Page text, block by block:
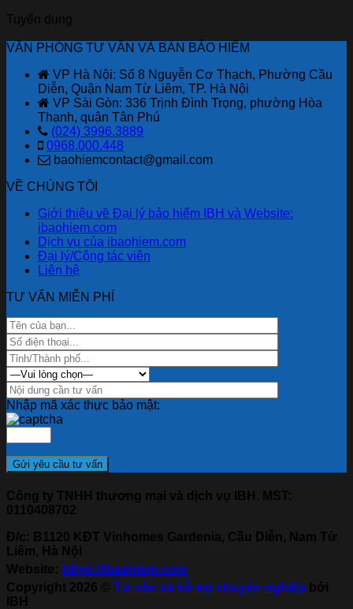
Việt
hiểm
Việt
mới
nhất
khách
với
ưu
đãi
lên
tỷ
dịp
80
quốc
Hiểm
Ninh
–
“Lá
Chắn
Số”
Trong
Thời
Đại
Lừa
Đảo
Công
Nghệ
Cao
Tuyển dụng
VĂN PHÒNG TƯ VẤN VÀ BÁN BẢO HIỂM
VP Hà Nội: Số 8 Nguyễn Cơ Thạch, Phường Cầu
Diễn, Quận Nam Từ Liêm, TP. Hà Nội
VP Sài Gòn: 336 Trịnh Đình Trọng, phường Hòa
Thạnh, quận Tân Phú
(024) 3996.3889
0968.000.448
baohiemcontact@gmail.com
VỀ CHÚNG TÔI
Giới thiệu về Đại lý bảo hiểm IBH và Website:
ibaohiem.com
Dịch vụ của ibaohiem.com
Đại lý/Cộng tác viên
Liên hệ
TƯ VẤN MIỄN PHÍ
Nhập mã xác thực bảo mật:
Công ty TNHH thương mại và dịch vụ IBH. MST:
0110408702
Đ/c: B1120 KĐT Vinhomes Gardenia, Cầu Diễn, Nam Từ
Liêm, Hà Nội
Website: https://ibaohiem.com
Copyright 2026 © Tư vấn và hỗ trợ chuyên nghiệp bởi
IBH